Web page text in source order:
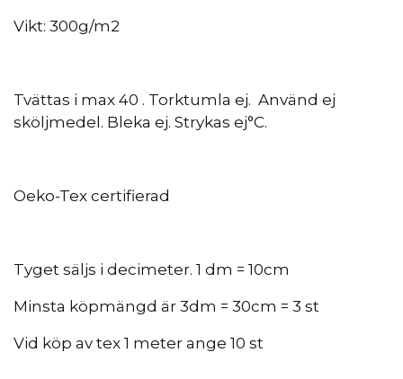
Vikt: 300g/m2
Tvättas i max 40 . Torktumla ej. Använd ej
sköljmedel. Bleka ej. Strykas ej°C.
Oeko-Tex certifierad
Tyget säljs i decimeter. 1 dm = 10cm
Minsta köpmängd är 3dm = 30cm = 3 st
Vid köp av tex 1 meter ange 10 st